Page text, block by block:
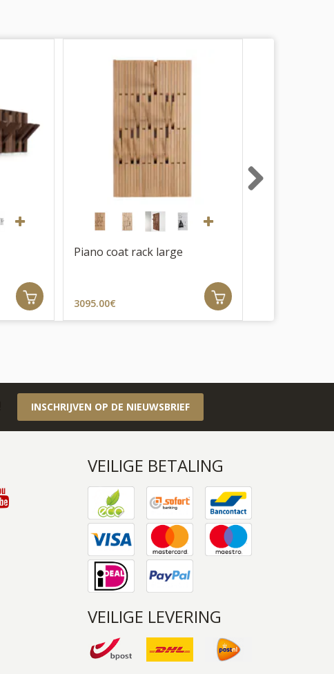
Piano coat rack large
3095.00€
INSCHRIJVEN OP DE NIEUWSBRIEF
VEILIGE BETALING
VEILIGE LEVERING